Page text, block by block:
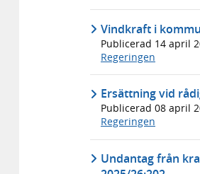
Vindkraft i
Publicerad 14 april
Regeringen
Ersättning vid
Publicerad 08 april
Regeringen
Undantag från